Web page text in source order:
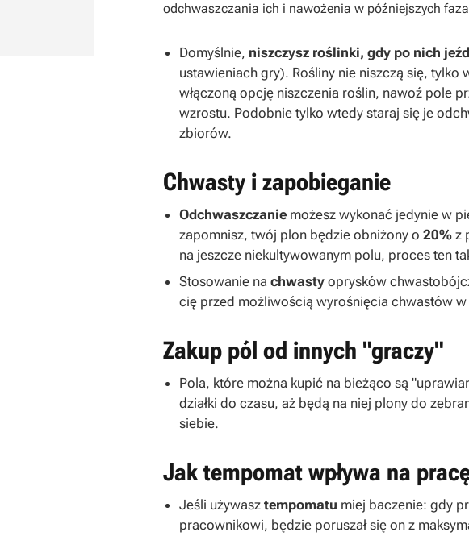
odchwaszczania ich i nawożenia w późniejszych
Domyślnie, niszczysz roślinki, gdy po nich
ustawieniach gry). Rośliny nie niszczą się,
włączoną opcję niszczenia roślin, nawoź pole
wzrostu. Podobnie tylko wtedy staraj się je
zbiorów.
Chwasty i zapobieganie
Odchwaszczanie możesz wykonać jedynie w
zapomnisz, twój plon będzie obniżony o 20% z
na jeszcze niekultywowanym polu, proces ten
Stosowanie na chwasty oprysków
cię przed możliwością wyrośnięcia chwastów
Zakup pól od innych "graczy"
Pola, które można kupić na bieżąco są
działki do czasu, aż będą na niej plony do
siebie.
Jak tempomat wpływa na
Jeśli używasz tempomatu miej baczenie: gdy
pracownikowi, będzie poruszał się on z